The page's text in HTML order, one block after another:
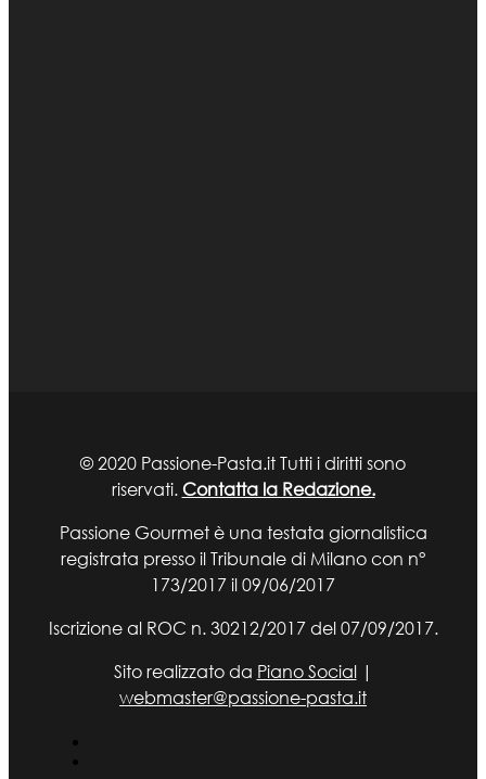
© 2020 Passione-Pasta.it Tutti i diritti sono
riservati. Contatta la Redazione.
Passione Gourmet è una testata giornalistica
registrata presso il Tribunale di Milano con n°
173/2017 il 09/06/2017
Iscrizione al ROC n. 30212/2017 del 07/09/2017.
Sito realizzato da Piano Social|
webmaster@passione-pasta.it